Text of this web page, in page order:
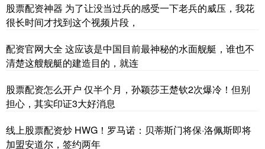
股票配资神器 为了让没当过兵的感受一下老兵的威压，我花
很长时间才找到这个视频片段，
配资官网大全 这应该是中国目前最神秘的水面舰艇，谁也不
清楚这艘舰艇的建造目的，就连
股票配资怎么开户 仅半个月，孙颖莎王楚钦2次爆冷！但别
担心，其实印证3大好消息
线上股票配资炒 HWG！罗马诺：贝蒂斯门将保·洛佩斯即将
加盟安道尔，签约两年